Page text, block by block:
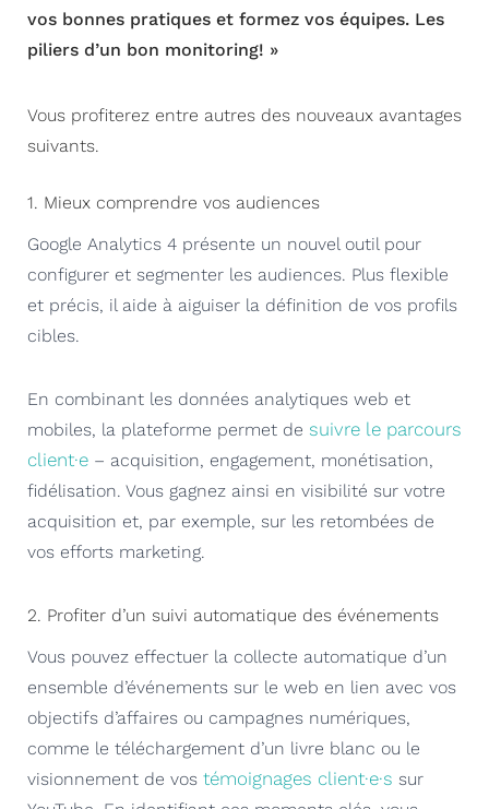
vos bonnes pratiques et formez vos équipes. Les
piliers d’un bon monitoring! »
Vous profiterez entre autres des nouveaux avantages
suivants.
1. Mieux comprendre vos audiences
Google Analytics 4 présente un nouvel outil pour
configurer et segmenter les audiences. Plus flexible
et précis, il aide à aiguiser la définition de vos profils
cibles.
En combinant les données analytiques web et
mobiles, la plateforme permet de suivre le parcours
client·e – acquisition, engagement, monétisation,
fidélisation. Vous gagnez ainsi en visibilité sur votre
acquisition et, par exemple, sur les retombées de
vos efforts marketing.
2. Profiter d’un suivi automatique des événements
Vous pouvez effectuer la collecte automatique d’un
ensemble d’événements sur le web en lien avec vos
objectifs d’affaires ou campagnes numériques,
comme le téléchargement d’un livre blanc ou le
visionnement de vos témoignages client·e·s sur